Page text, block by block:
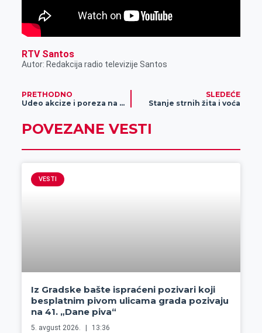
RTV Santos
Autor: Redakcija radio televizije Santos
PRETHODNO
Udeo akcize i poreza na cenu goriva koje je među najvišim u regionu
SLEDEĆE
Stanje strnih žita i voća
POVEZANE VESTI
VESTI
Iz Gradske bašte ispraćeni pozivari koji
besplatnim pivom ulicama grada pozivaju
na 41. „Dane piva“
5. avgust 2026. 13:36